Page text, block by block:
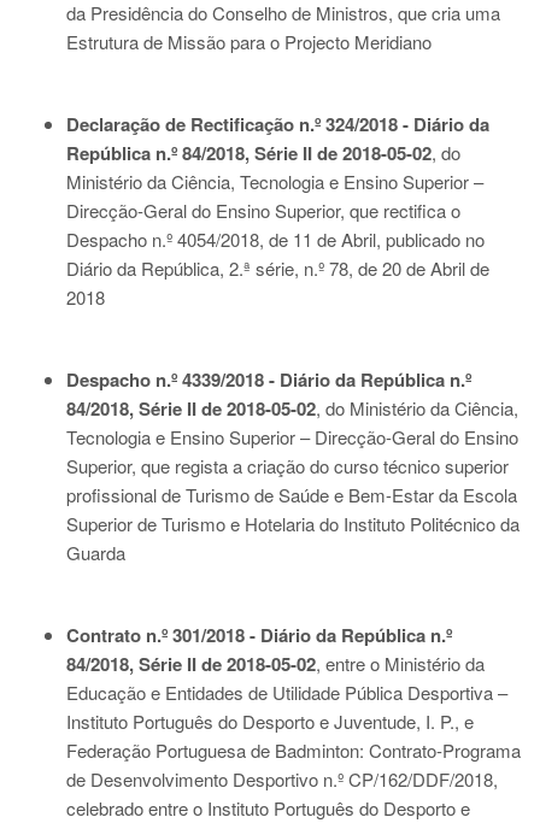
da Presidência do Conselho de Ministros, que cria uma
Estrutura de Missão para o Projecto Meridiano
Declaração de Rectificação n.º 324/2018 - Diário da
República n.º 84/2018, Série II de 2018-05-02, do
Ministério da Ciência, Tecnologia e Ensino Superior –
Direcção-Geral do Ensino Superior, que rectifica o
Despacho n.º 4054/2018, de 11 de Abril, publicado no
Diário da República, 2.ª série, n.º 78, de 20 de Abril de
2018
Despacho n.º 4339/2018 - Diário da República n.º
84/2018, Série II de 2018-05-02, do Ministério da Ciência,
Tecnologia e Ensino Superior – Direcção-Geral do Ensino
Superior, que regista a criação do curso técnico superior
profissional de Turismo de Saúde e Bem-Estar da Escola
Superior de Turismo e Hotelaria do Instituto Politécnico da
Guarda
Contrato n.º 301/2018 - Diário da República n.º
84/2018, Série II de 2018-05-02, entre o Ministério da
Educação e Entidades de Utilidade Pública Desportiva –
Instituto Português do Desporto e Juventude, I. P., e
Federação Portuguesa de Badminton: Contrato-Programa
de Desenvolvimento Desportivo n.º CP/162/DDF/2018,
celebrado entre o Instituto Português do Desporto e